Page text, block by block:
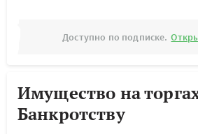
Доступно по подписке.
Имущество на
Банкротству